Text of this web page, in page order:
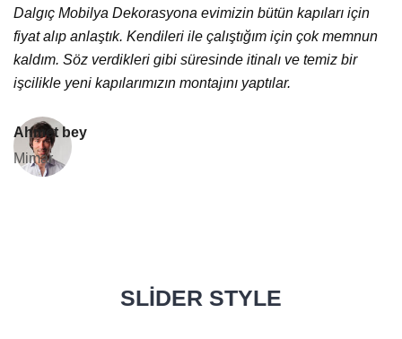
Dalgıç Mobilya Dekorasyona evimizin bütün kapıları için
fiyat alıp anlaştık. Kendileri ile çalıştığım için çok memnun
kaldım. Söz verdikleri gibi süresinde itinalı ve temiz bir
işcilikle yeni kapılarımızın montajını yaptılar.
Ahmet bey
Mimar
SLIDER STYLE